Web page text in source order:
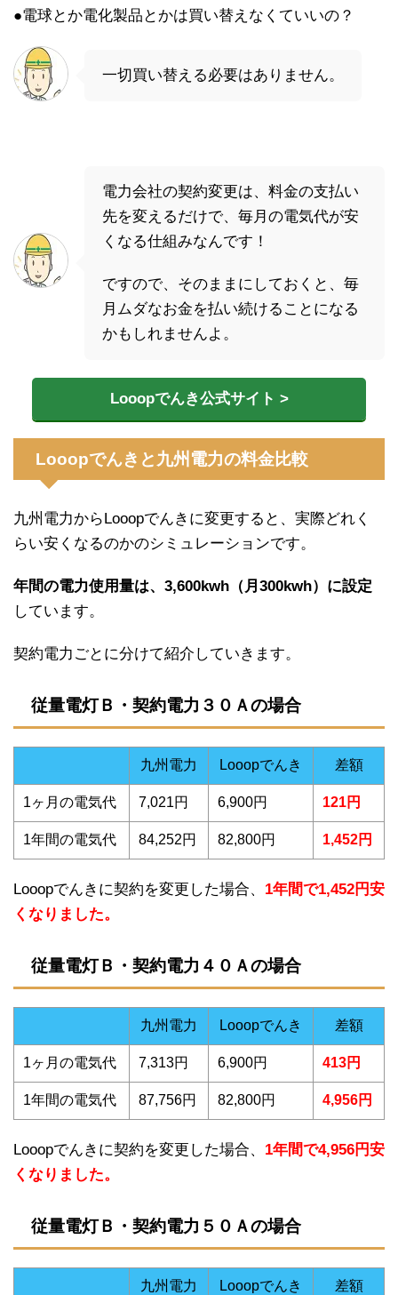
●電球とか電化製品とかは買い替えなくていいの？
一切買い替える必要はありません。
電力会社の契約変更は、料金の支払い
先を変えるだけで、毎月の電気代が安
くなる仕組みなんです！
ですので、そのままにしておくと、毎
月ムダなお金を払い続けることになる
かもしれませんよ。
Looopでんき公式サイト >
Looopでんきと九州電力の料金比較
九州電力からLooopでんきに変更すると、実際どれく
らい安くなるのかのシミュレーションです。
年間の電力使用量は、3,600kwh（月300kwh）に設定
しています。
契約電力ごとに分けて紹介していきます。
従量電灯Ｂ・契約電力３０Ａの場合
九州電力 Looopでんき 差額
1ヶ月の電気代 7,021円 6,900円 121円
1年間の電気代 84,252円 82,800円 1,452円
Looopでんきに契約を変更した場合、 1年間で1,452円安
くなりました。
従量電灯Ｂ・契約電力４０Ａの場合
九州電力 Looopでんき 差額
1ヶ月の電気代 7,313円 6,900円 413円
1年間の電気代 87,756円 82,800円 4,956円
Looopでんきに契約を変更した場合、 1年間で4,956円安
くなりました。
従量電灯Ｂ・契約電力５０Ａの場合
九州電力 Looopでんき 差額